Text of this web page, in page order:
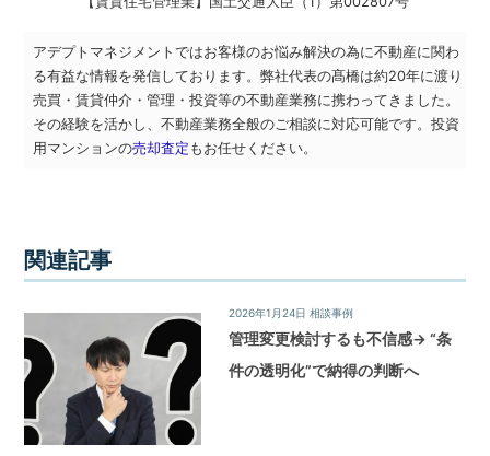
アデプトマネジメントではお客様のお悩み解決の為に不動産に関わ
る有益な情報を発信しております。弊社代表の髙橋は約20年に渡り
売買・賃貸仲介・管理・投資等の不動産業務に携わってきました。
その経験を活かし、不動産業務全般のご相談に対応可能です。投資
用マンションの売却査定 もお任せください。
関連記事
2026年1月24日 相談事例
管理変更検討するも不信感→ “条
件の透明化”で納得の判断へ